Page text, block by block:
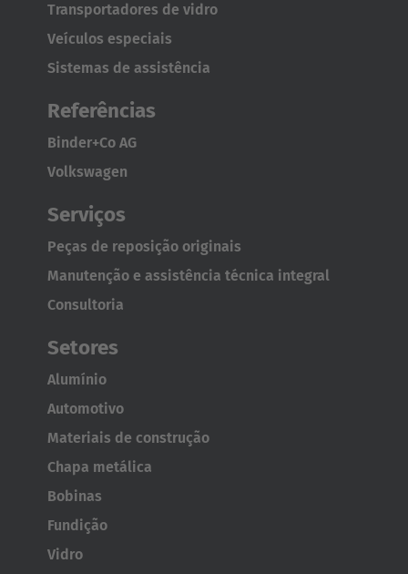
Transportadores de vidro
Veículos especiais
Sistemas de assistência
Referências
Binder+Co AG
Volkswagen
Serviços
Peças de reposição originais
Manutenção e assistência técnica integral
Consultoria
Setores
Alumínio
Automotivo
Materiais de construção
Chapa metálica
Bobinas
Fundição
Vidro